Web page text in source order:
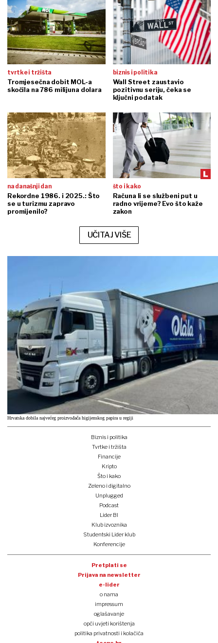
tvrtke i tržišta
Tromjesečna dobit MOL-a
skočila na 786 milijuna dolara
biznis i politika
Wall Street zaustavio
pozitivnu seriju, čeka se
ključni podatak
na današnji dan
Rekordne 1986. i 2025.: Što
se u turizmu zapravo
promijenilo?
što i kako
Računa li se službeni put u
radno vrijeme? Evo što kaže
zakon
UČITAJ VIŠE
Hrvatska dobila najvećeg proizvođača higijenskog papira u regiji
Biznis i politika
Tvrtke i tržišta
Financije
Kripto
Što i kako
Zeleno i digitalno
Unplugged
Podcast
Lider BI
Klub izvoznika
Studentski Lider klub
Konferencije
Pretplati se
Prijava na newsletter
e-lider
o nama
impressum
oglašavanje
opći uvjeti korištenja
politika privatnosti i kolačića